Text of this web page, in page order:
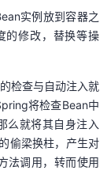
实例放到容器之
的修改，替换等操
检查与自动注入就
将检查Bean中
么就将其自身注入
偷梁换柱，产生对
法调用，转而使用